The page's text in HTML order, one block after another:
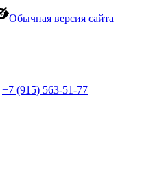
Обычная версия сайта
+7 (915) 563-51-77